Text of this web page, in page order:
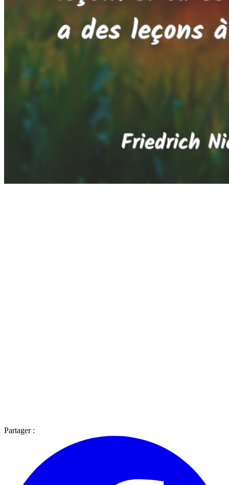
Partager :